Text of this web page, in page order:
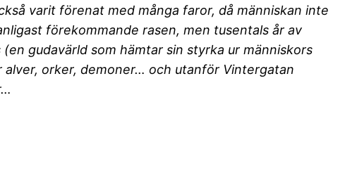
varit förenat med många faror, då människan inte
förekommande rasen, men tusentals år av
gudavärld som hämtar sin styrka ur människors
orker, demoner… och utanför Vintergatan